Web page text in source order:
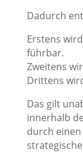
Dadurch
Erstens
führbar.
Zweitens
Drittens
Das gilt
innerhalb
durch